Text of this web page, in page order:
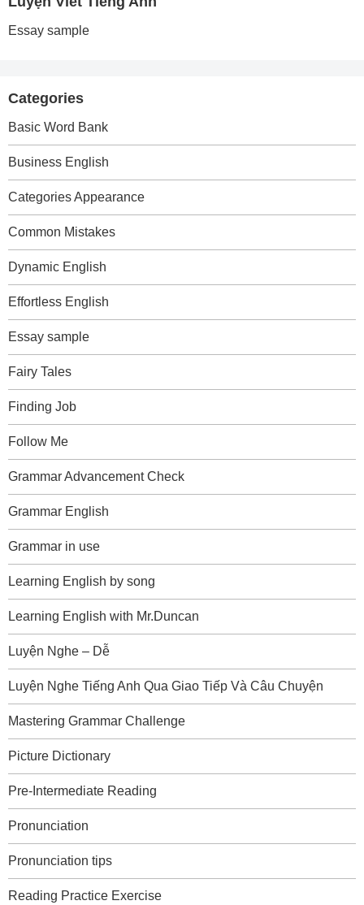
Essay sample
Categories
Basic Word Bank
Business English
Categories Appearance
Common Mistakes
Dynamic English
Effortless English
Essay sample
Fairy Tales
Finding Job
Follow Me
Grammar Advancement Check
Grammar English
Grammar in use
Learning English by song
Learning English with Mr.Duncan
Luyện Nghe – Dễ
Luyện Nghe Tiếng Anh Qua Giao Tiếp Và Câu Chuyện
Mastering Grammar Challenge
Picture Dictionary
Pre-Intermediate Reading
Pronunciation
Pronunciation tips
Reading Practice Exercise